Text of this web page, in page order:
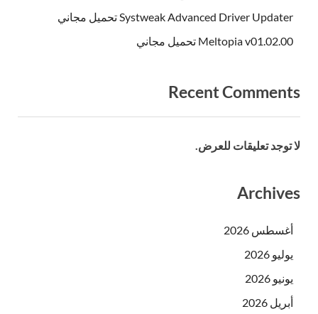
Systweak Advanced Driver Updater تحميل مجاني
Meltopia v01.02.00 تحميل مجاني
Recent Comments
لا توجد تعليقات للعرض.
Archives
أغسطس 2026
يوليو 2026
يونيو 2026
أبريل 2026